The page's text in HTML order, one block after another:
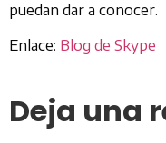
puedan dar a conocer.
Enlace: Blog de Skype
Deja una